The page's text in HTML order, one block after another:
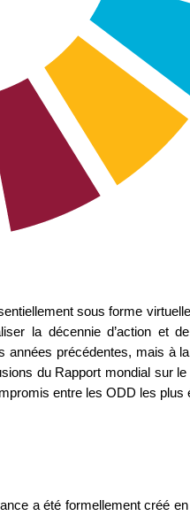
sous forme
la décennie d’action et
précédentes, mais à
du Rapport mondial sur le
entre les ODD les plus
a été formellement créé